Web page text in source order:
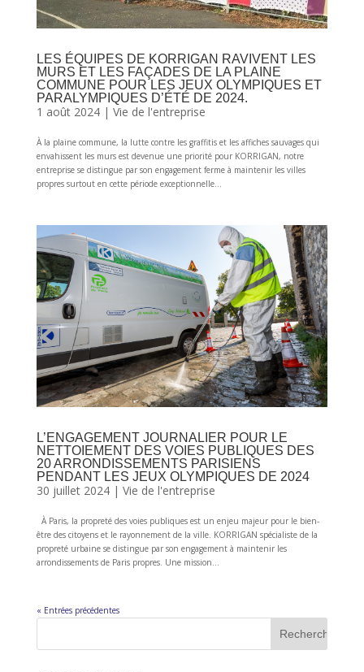
LES ÉQUIPES DE KORRIGAN RAVIVENT LES
MURS ET LES FAÇADES DE LA PLAINE
COMMUNE POUR LES JEUX OLYMPIQUES ET
PARALYMPIQUES D’ÉTÉ DE 2024.
1 août 2024| Vie de l'entreprise
À la plaine commune, la lutte contre les graffitis et les affiches sauvages qui
envahissent les murs est devenue une priorité pour KORRIGAN, notre
entreprise se distingue par son engagement ferme à maintenir les villes
propres surtout en cette période exceptionnelle...
L’ENGAGEMENT JOURNALIER POUR LE
NETTOIEMENT DES VOIES PUBLIQUES DES
20 ARRONDISSEMENTS PARISIENS
PENDANT LES JEUX OLYMPIQUES DE 2024
30 juillet 2024| Vie de l'entreprise
À Paris, la propreté des voies publiques est un enjeu majeur pour le bien-
être des citoyens et le rayonnement de la ville. KORRIGAN spécialiste de la
propreté urbaine se distingue par son engagement à maintenir les
arrondissements de Paris propres. Une mission...
« Entrées précédentes